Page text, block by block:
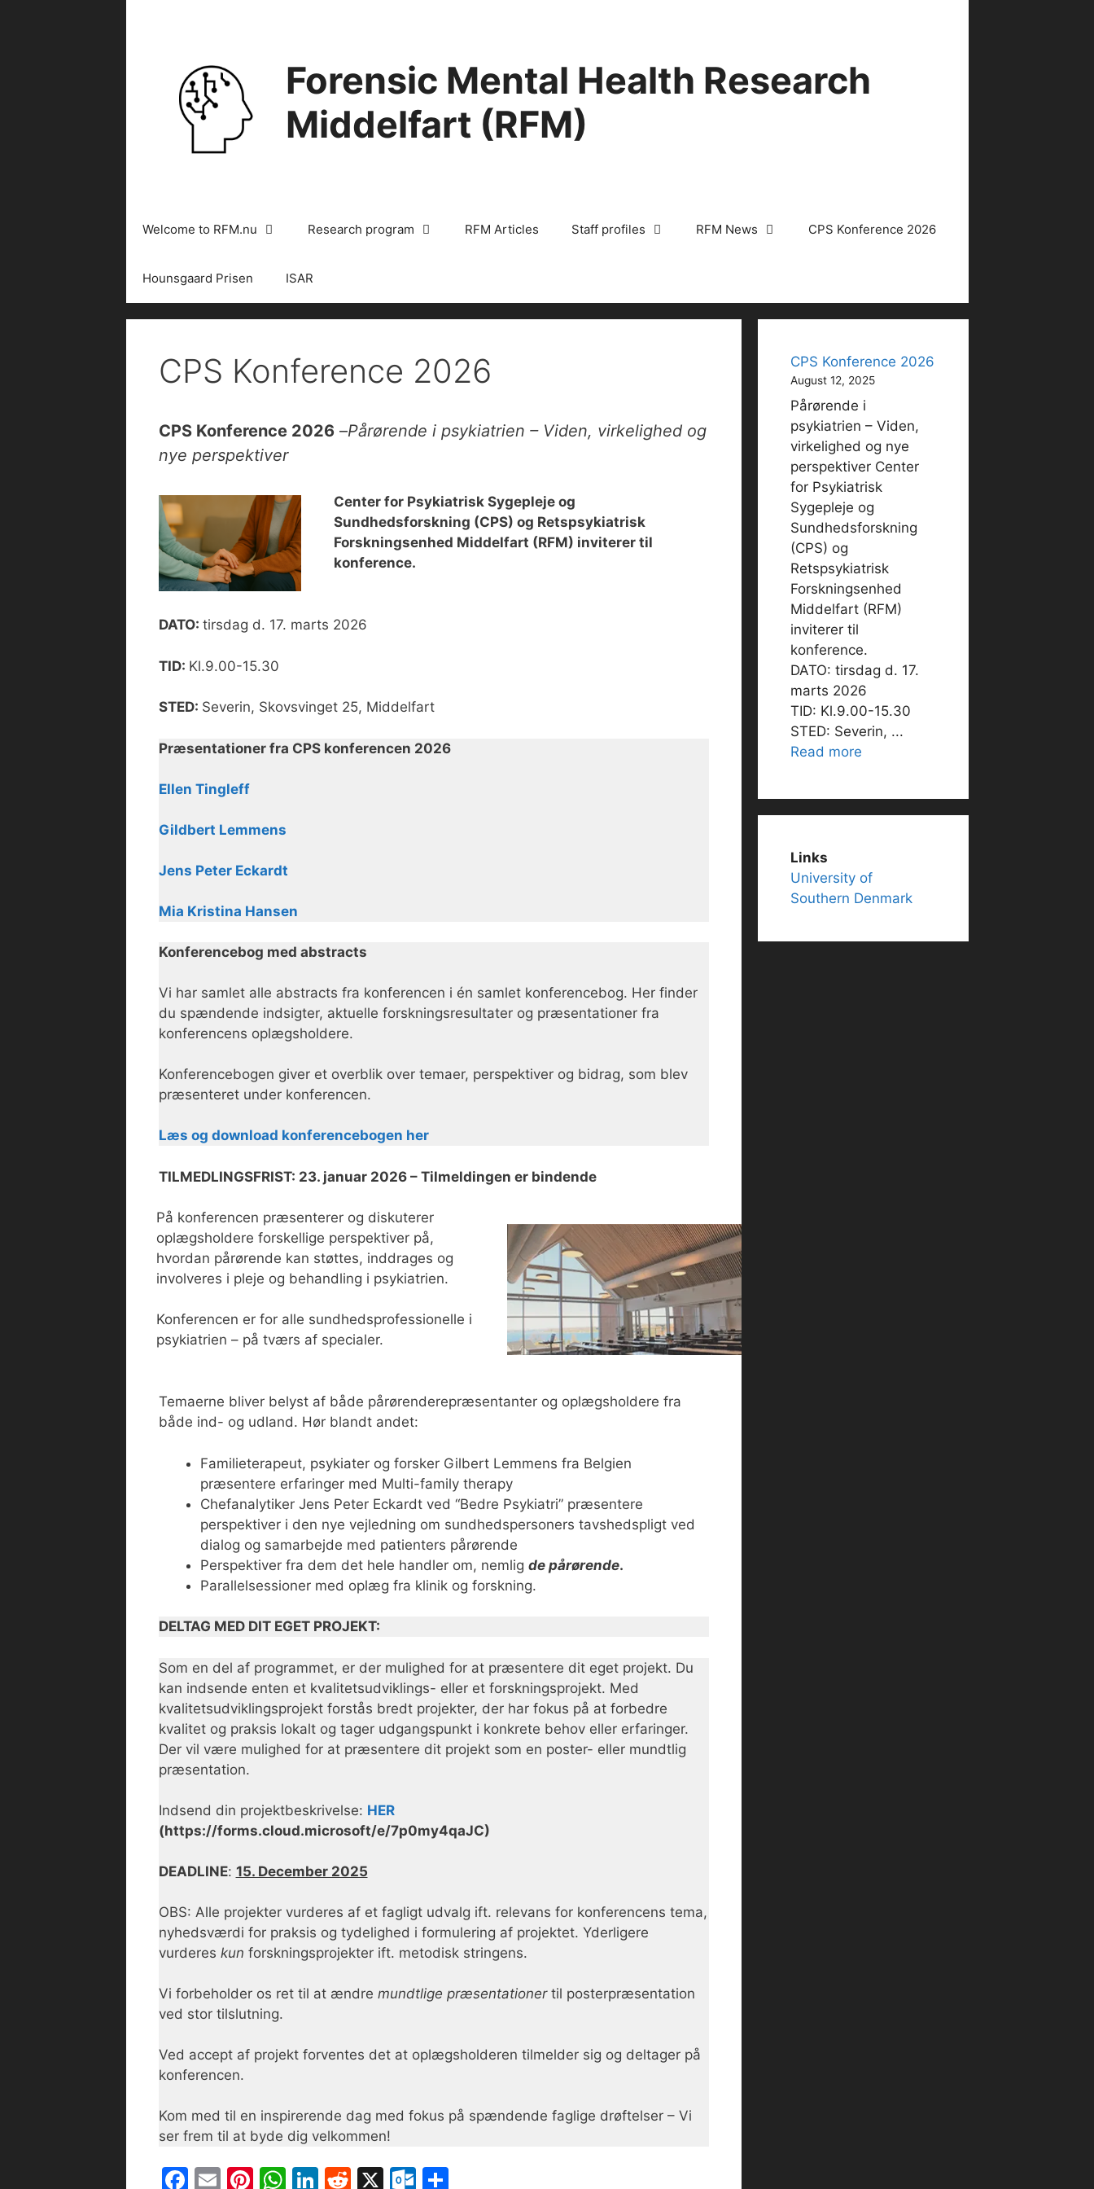
Forensic Mental Health Research
Middelfart (RFM)
Welcome to RFM.nu Research program RFM Articles Staff profiles RFM News CPS Konference 2026
Hounsgaard Prisen ISAR
CPS Konference 2026
CPS Konference 2026 –Pårørende i psykiatrien – Viden, virkelighed og
nye perspektiver
Center for Psykiatrisk Sygepleje og
Sundhedsforskning (CPS) og Retspsykiatrisk
Forskningsenhed Middelfart (RFM) inviterer til
konference.
DATO: tirsdag d. 17. marts 2026
TID: Kl.9.00-15.30
STED: Severin, Skovsvinget 25, Middelfart
Præsentationer fra CPS konferencen 2026
Ellen Tingleff
Gildbert Lemmens
Jens Peter Eckardt
Mia Kristina Hansen
Konferencebog med abstracts
Vi har samlet alle abstracts fra konferencen i én samlet konferencebog. Her finder
du spændende indsigter, aktuelle forskningsresultater og præsentationer fra
konferencens oplægsholdere.
Konferencebogen giver et overblik over temaer, perspektiver og bidrag, som blev
præsenteret under konferencen.
Læs og download konferencebogen her
TILMEDLINGSFRIST: 23. januar 2026 – Tilmeldingen er bindende
På konferencen præsenterer og diskuterer
oplægsholdere forskellige perspektiver på,
hvordan pårørende kan støttes, inddrages og
involveres i pleje og behandling i psykiatrien.
Konferencen er for alle sundhedsprofessionelle i
psykiatrien – på tværs af specialer.
Temaerne bliver belyst af både pårørenderepræsentanter og oplægsholdere fra
både ind- og udland. Hør blandt andet:
Familieterapeut, psykiater og forsker Gilbert Lemmens fra Belgien
præsentere erfaringer med Multi-family therapy
Chefanalytiker Jens Peter Eckardt ved “Bedre Psykiatri” præsentere
perspektiver i den nye vejledning om sundhedspersoners tavshedspligt ved
dialog og samarbejde med patienters pårørende
Perspektiver fra dem det hele handler om, nemlig de pårørende.
Parallelsessioner med oplæg fra klinik og forskning.
DELTAG MED DIT EGET PROJEKT:
Som en del af programmet, er der mulighed for at præsentere dit eget projekt. Du
kan indsende enten et kvalitetsudviklings- eller et forskningsprojekt. Med
kvalitetsudviklingsprojekt forstås bredt projekter, der har fokus på at forbedre
kvalitet og praksis lokalt og tager udgangspunkt i konkrete behov eller erfaringer.
Der vil være mulighed for at præsentere dit projekt som en poster- eller mundtlig
præsentation.
Indsend din projektbeskrivelse: HER
(https://forms.cloud.microsoft/e/7p0my4qaJC)
DEADLINE: 15. December 2025
OBS: Alle projekter vurderes af et fagligt udvalg ift. relevans for konferencens tema,
nyhedsværdi for praksis og tydelighed i formulering af projektet. Yderligere
vurderes kun forskningsprojekter ift. metodisk stringens.
Vi forbeholder os ret til at ændre mundtlige præsentationertil posterpræsentation
ved stor tilslutning.
Ved accept af projekt forventes det at oplægsholderen tilmelder sig og deltager på
konferencen.
Kom med til en inspirerende dag med fokus på spændende faglige drøftelser – Vi
ser frem til at byde dig velkommen!
F E Pi W Li R X O S
CPS Konference 2026
August 12, 2025
Pårørende i
psykiatrien – Viden,
virkelighed og nye
perspektiver Center
for Psykiatrisk
Sygepleje og
Sundhedsforskning
(CPS) og
Retspsykiatrisk
Forskningsenhed
Middelfart (RFM)
inviterer til
konference.
DATO: tirsdag d. 17.
marts 2026
TID: Kl.9.00-15.30
STED: Severin, ...
Read more
Links
University of
Southern Denmark